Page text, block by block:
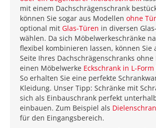
mit einem Dachschrägenschrank
können Sie sogar aus Modellen ohne
optional mit Glas-Türen in diversen
wählen. Da sich Möbelwerkeschränke
flexibel kombinieren lassen, können Sie
Seite Ihres Dachschrägenschranks ohne
einen Möbelwerke Eckschrank in L-Form
So erhalten Sie eine perfekte
Kleidung. Unser Tipp: Schränke mit
sich als Einbauschrank perfekt
einbauen. Zum Beispiel als
für den Eingangsbereich.